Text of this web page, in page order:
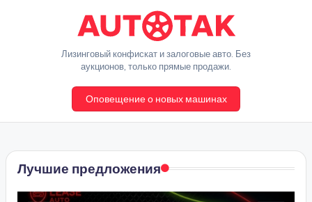
содержимому
A
t
o
T
a
k
Лизинговый конфискат и залоговые авто. Без
аукционов, только прямые продажи.
Оповещение о новых машинах
Лучшие предложения